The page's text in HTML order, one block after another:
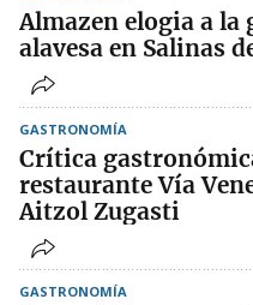
Almazen elogia a
alavesa en Salinas
GASTRONOMÍA
Crítica
restaurante Vía
Aitzol Zugasti
GASTRONOMÍA